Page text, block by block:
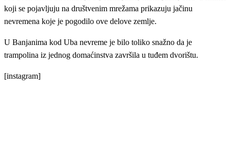
koji se pojavljuju na društvenim mrežama prikazuju jačinu
nevremena koje je pogodilo ove delove zemlje.
U Banjanima kod Uba nevreme je bilo toliko snažno da je
trampolina iz jednog domaćinstva završila u tuđem dvorištu.
[instagram]